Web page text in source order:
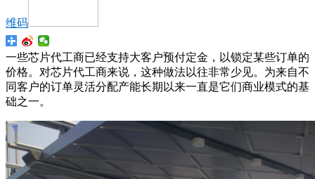
维码
一些芯片代工商已经支持大客户预付定金，以锁定某些订单的
价格。对芯片代工商来说，这种做法以往非常少见。为来自不
同客户的订单灵活分配产能长期以来一直是它们商业模式的基
础之一。